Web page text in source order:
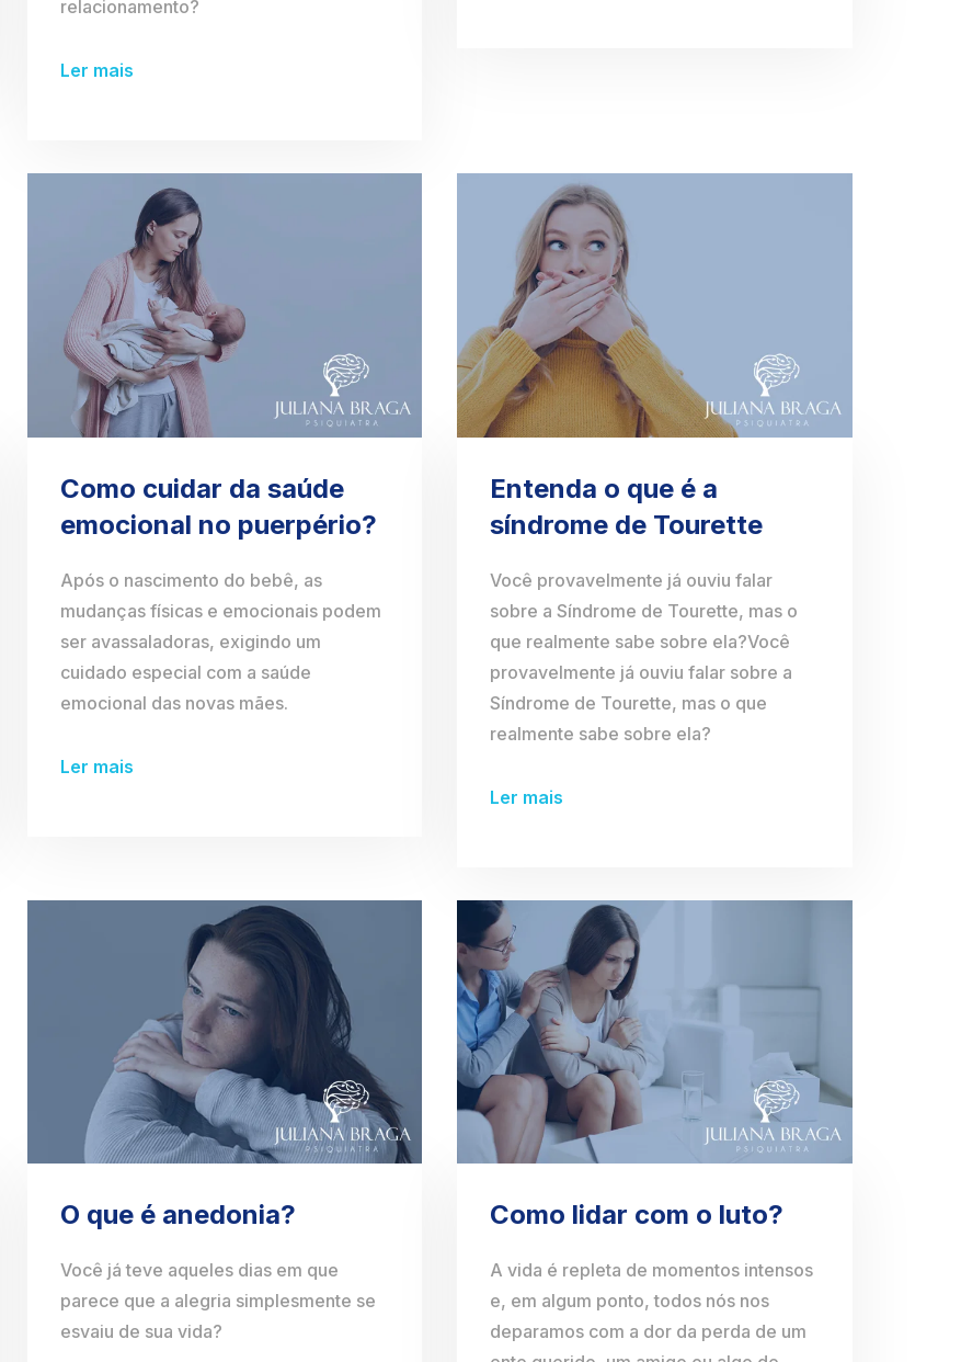
relacionamento?
Ler mais
Como cuidar da saúde
emocional no puerpério?
Após o nascimento do bebê, as
mudanças físicas e emocionais podem
ser avassaladoras, exigindo um
cuidado especial com a saúde
emocional das novas mães.
Ler mais
Entenda o que é a
síndrome de Tourette
Você provavelmente já ouviu falar
sobre a Síndrome de Tourette, mas o
que realmente sabe sobre ela?Você
provavelmente já ouviu falar sobre a
Síndrome de Tourette, mas o que
realmente sabe sobre ela?
Ler mais
O que é anedonia?
Você já teve aqueles dias em que
parece que a alegria simplesmente se
esvaiu de sua vida?
Como lidar com o luto?
A vida é repleta de momentos intensos
e, em algum ponto, todos nós nos
deparamos com a dor da perda de um